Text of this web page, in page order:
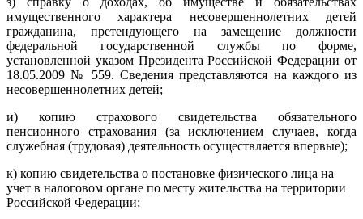
имущественного характера несовершеннолетних детей
гражданина, претендующего на замещение должности
федеральной государственной службы по форме,
установленной указом Президента Российской Федерации от
18.05.2009 № 559. Сведения представляются на каждого из
несовершеннолетних детей;
и) копию страхового свидетельства обязательного
пенсионного страхования (за исключением случаев, когда
служебная (трудовая) деятельность осуществляется впервые);
к) копию свидетельства о постановке физического лица на
учет в налоговом органе по месту жительства на территории
Российской Федерации;